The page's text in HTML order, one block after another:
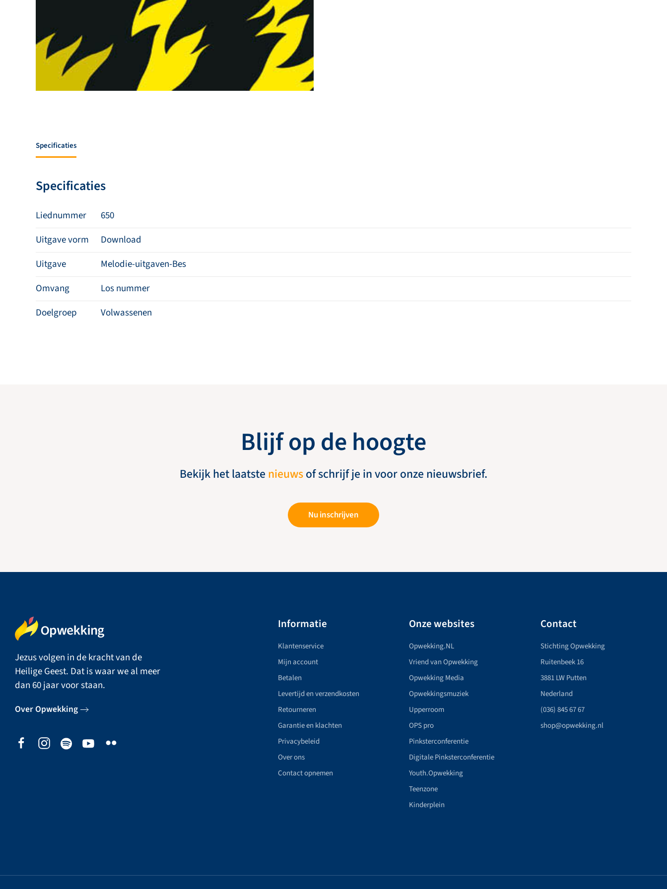
Specificaties
Specificaties
Liednummer
650
Uitgave vorm
Download
Uitgave
Melodie-uitgaven-Bes
Omvang
Los nummer
Doelgroep
Volwassenen
Blijf op de hoogte
Bekijk het laatste nieuwsof schrijf je in voor onze nieuwsbrief.
Nu inschrijven
Jezus volgen in de kracht van de
Heilige Geest. Dat is waar we al meer
dan 60 jaar voor staan.
Over Opwekking
Informatie
Klantenservice
Mijn account
Betalen
Levertijd en verzendkosten
Retourneren
Garantie en klachten
Privacybeleid
Over ons
Contact opnemen
Onze websites
Opwekking.NL
Vriend van Opwekking
Opwekking Media
Opwekkingsmuziek
Upperroom
OPS pro
Pinksterconferentie
Digitale Pinksterconferentie
Youth.Opwekking
Teenzone
Kinderplein
Contact
Stichting Opwekking
Ruitenbeek 16
3881 LW Putten
Nederland
(036) 845 67 67
shop@opwekking.nl